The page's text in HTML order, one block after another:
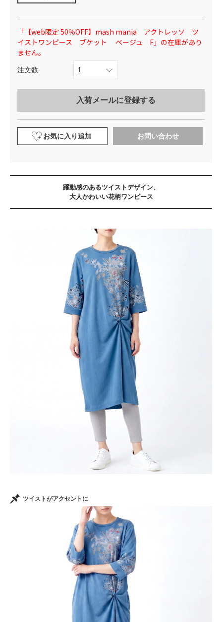
「【web限定 50％OFF】mash mania アクトレッソ ツ
イストワンピース ブケット ベージュ F」の在庫があり
ません。
注文数
入荷メールに登録する
お気に入り追加 お問い合わせ
躍動感のあるツイストデザイン、
大人かわいい花柄ワンピース
ツイストがアクセントに